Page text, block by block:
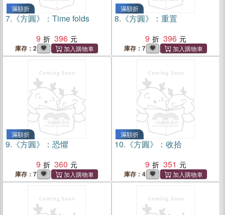
滿額折
7. 《方圓》：Time folds
9
396
庫存：2
滿額折
8. 《方圓》：重置
9
396
庫存：7
滿額折
9. 《方圓》：恐懼
9
360
庫存：7
滿額折
10. 《方圓》：收拾
9
351
庫存：4